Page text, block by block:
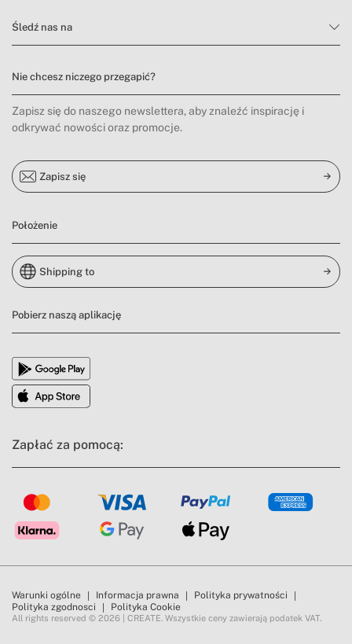
Śledź nas na
Nie chcesz niczego przegapić?
Zapisz się do naszego newslettera, aby znaleźć inspirację i
odkrywać nowości oraz promocje.
Zapisz się
Położenie
Shipping to
Pobierz naszą aplikację
Zapłać za pomocą:
Warunki ogólne Informacja prawna
Polityka prywatności
Polityka zgodnosci
Polityka Cookie
All rights reserved © 2026 | CREATE. Wszystkie ceny zawierają podatek VAT.